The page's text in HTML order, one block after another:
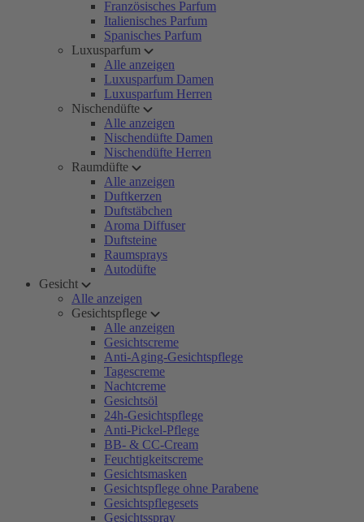
Französisches Parfum
Italienisches Parfum
Spanisches Parfum
Luxusparfum
Alle anzeigen
Luxusparfum Damen
Luxusparfum Herren
Nischendüfte
Alle anzeigen
Nischendüfte Damen
Nischendüfte Herren
Raumdüfte
Alle anzeigen
Duftkerzen
Duftstäbchen
Aroma Diffuser
Duftsteine
Raumsprays
Autodüfte
Gesicht
Alle anzeigen
Gesichtspflege
Alle anzeigen
Gesichtscreme
Anti-Aging-Gesichtspflege
Tagescreme
Nachtcreme
Gesichtsöl
24h-Gesichtspflege
Anti-Pickel-Pflege
BB- & CC-Cream
Feuchtigkeitscreme
Gesichtsmasken
Gesichtspflege ohne Parabene
Gesichtspflegesets
Gesichtsspray